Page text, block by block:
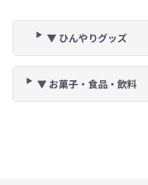
▼ ひんやりグッズ
▼ お菓子・食品・飲料